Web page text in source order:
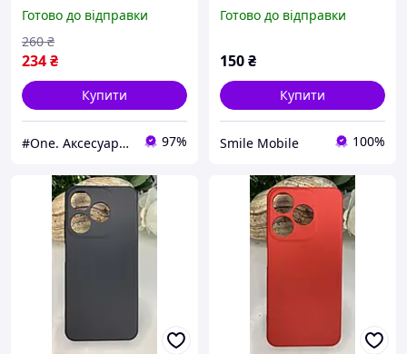
на телефон техно спарк 6
го рожева art
Готово до відправки
234₴
260 ₴
Купити
#One. Аксесуари до смартфонів 97%
Level. Бордовий марсала
Готово до відправки
150₴
Купити
Smile Mobile 100%